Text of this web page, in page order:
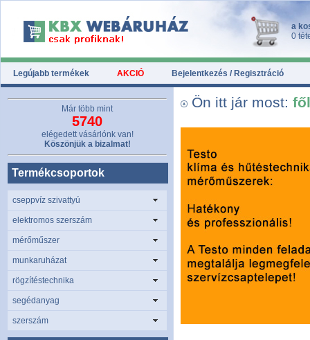
a
0
Legújabb termékek AKCIÓ Bejelentkezés / Regisztráció
Ön itt jár most:
Már több mint
5740
elégedett vásárlónk van!
Köszönjük a bizalmat!
Termékcsoportok
cseppvíz szivattyú
elektromos szerszám
mérőműszer
munkaruházat
rögzítéstechnika
segédanyag
szerszám